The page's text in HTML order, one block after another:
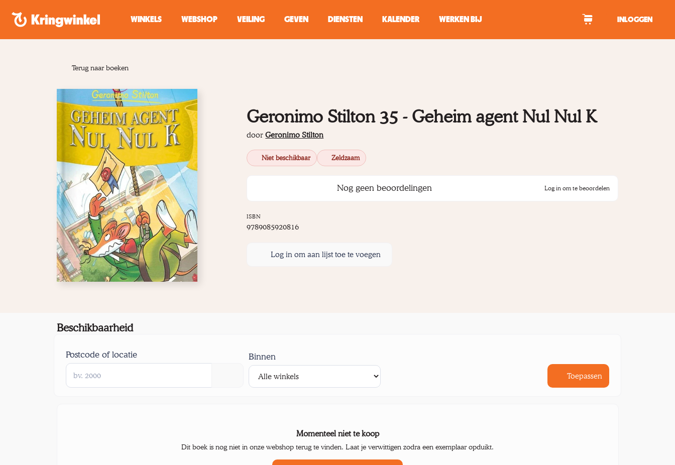
WINKELS
WEBSHOP VEILING GEVEN DIENSTEN KALENDER WERKEN BIJ
Typ minstens 2 tekens om te zoeken.
INLOGGEN
Terug naar boeken
Geronimo Stilton 35 - Geheim agent Nul Nul K
doorGeronimo Stilton
Niet beschikbaar Zeldzaam
Nog geen beoordelingen Log in om te beoordelen
ISBN
9789085920816
Log in om aan lijst toe te voegen
Beschikbaarheid
Postcode of locatie Binnen
Toepassen
Momenteel niet te koop
Dit boek is nog niet in onze webshop terug te vinden. Laat je verwittigen zodra een exemplaar opduikt.